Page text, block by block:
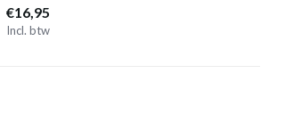
€16,95
Incl. btw